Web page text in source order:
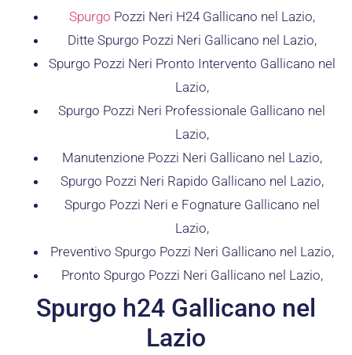
Spurgo Pozzi Neri H24 Gallicano nel Lazio,
Ditte Spurgo Pozzi Neri Gallicano nel Lazio,
Spurgo Pozzi Neri Pronto Intervento Gallicano nel
Lazio,
Spurgo Pozzi Neri Professionale Gallicano nel
Lazio,
Manutenzione Pozzi Neri Gallicano nel Lazio,
Spurgo Pozzi Neri Rapido Gallicano nel Lazio,
Spurgo Pozzi Neri e Fognature Gallicano nel
Lazio,
Preventivo Spurgo Pozzi Neri Gallicano nel Lazio,
Pronto Spurgo Pozzi Neri Gallicano nel Lazio,
Spurgo h24 Gallicano nel
Lazio